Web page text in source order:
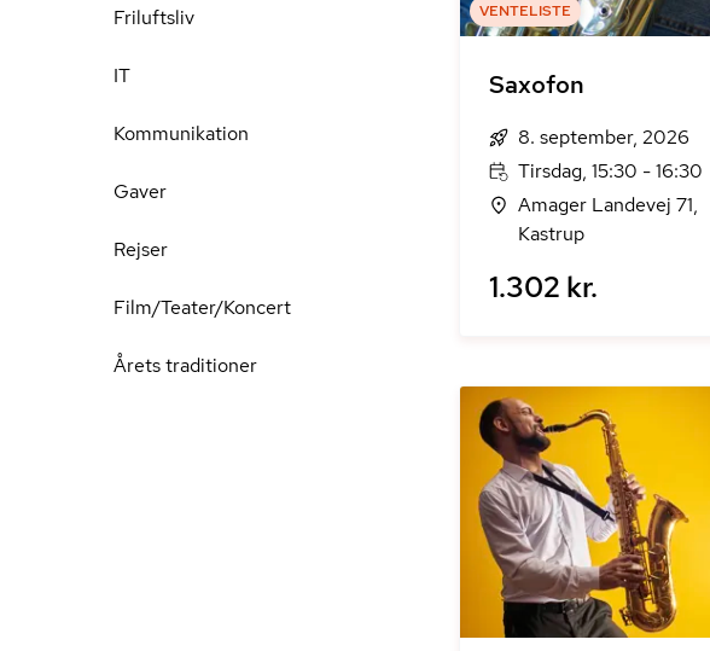
Friluftsliv
IT
Kommunikation
Gaver
Rejser
Film/Teater/Koncert
Årets traditioner
VENTELISTE
Saxofon
8. september, 2026
Tirsdag, 15:30 - 16:30
Amager Landevej 71,
Kastrup
1.302 kr.